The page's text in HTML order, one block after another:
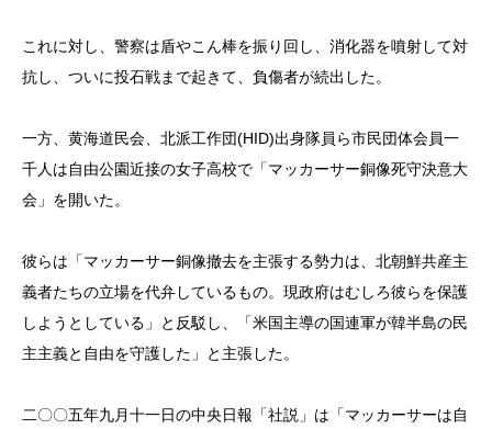
これに対し、警察は盾やこん棒を振り回し、消化器を噴射して対
抗し、ついに投石戦まで起きて、負傷者が続出した。
一方、黄海道民会、北派工作団(HID)出身隊員ら市民団体会員一
千人は自由公園近接の女子高校で「マッカーサー銅像死守決意大
会」を開いた。
彼らは「マッカーサー銅像撤去を主張する勢力は、北朝鮮共産主
義者たちの立場を代弁しているもの。現政府はむしろ彼らを保護
しようとしている」と反駁し、「米国主導の国連軍が韓半島の民
主主義と自由を守護した」と主張した。
二〇〇五年九月十一日の中央日報「社説」は「マッカーサーは自